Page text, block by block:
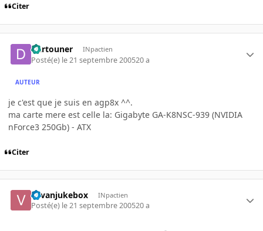
Citer
Dartouner INpactien
Posté(e) le 21 septembre 200520 a
AUTEUR
je c'est que je suis en agp8x ^^.
ma carte mere est celle la: Gigabyte GA-K8NSC-939 (NVIDIA
nForce3 250Gb) - ATX
Citer
vavanjukebox INpactien
Posté(e) le 21 septembre 200520 a